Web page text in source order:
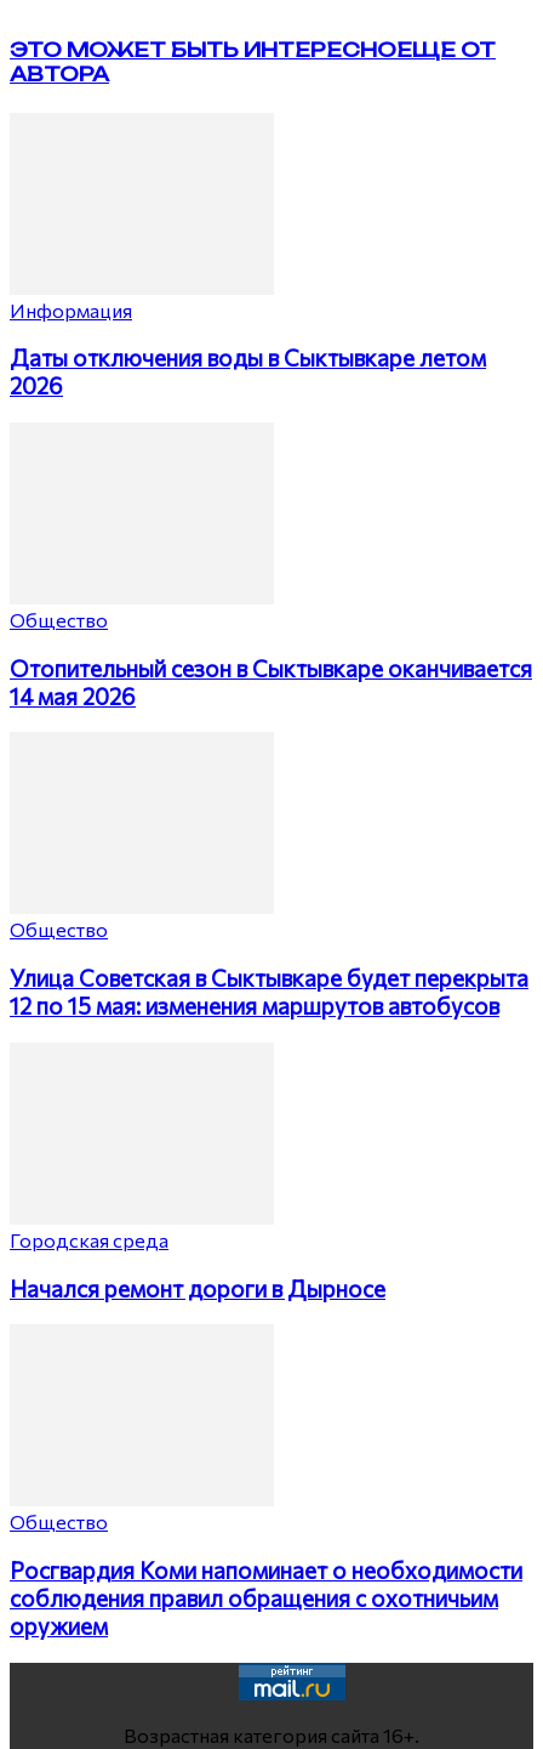
ЭТО МОЖЕТ БЫТЬ ИНТЕРЕСНОЕЩЕ ОТ
АВТОРА
Информация
Даты отключения воды в Сыктывкаре летом
2026
Общество
Отопительный сезон в Сыктывкаре оканчивается
14 мая 2026
Общество
Улица Советская в Сыктывкаре будет перекрыта
12 по 15 мая: изменения маршрутов автобусов
Городская среда
Начался ремонт дороги в Дырносе
Общество
Росгвардия Коми напоминает о необходимости
соблюдения правил обращения с охотничьим
оружием
Возрастная категория сайта 16+.